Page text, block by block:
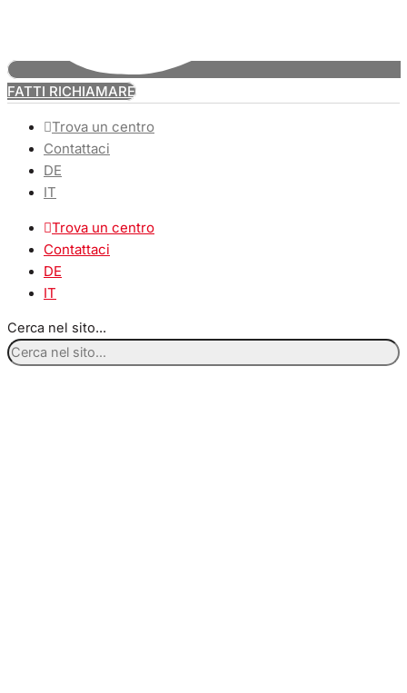
FATTI RICHIAMARE
Trova un centro
Contattaci
DE
IT
Trova un centro
Contattaci
DE
IT
Cerca nel sito...